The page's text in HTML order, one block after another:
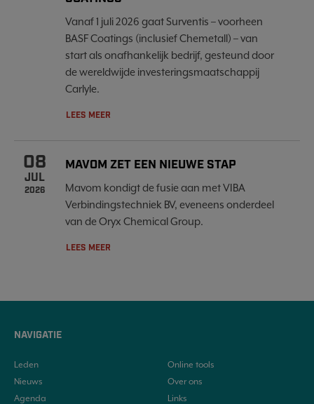
Vanaf 1 juli 2026 gaat Surventis – voorheen
BASF Coatings (inclusief Chemetall) – van
start als onafhankelijk bedrijf, gesteund door
de wereldwijde investeringsmaatschappij
Carlyle.
LEES MEER
08
JUL
2026
MAVOM ZET EEN NIEUWE STAP
Mavom kondigt de fusie aan met VIBA
Verbindingstechniek BV, eveneens onderdeel
van de Oryx Chemical Group.
LEES MEER
NAVIGATIE
Leden
Nieuws
Agenda
Online tools
Over ons
Links